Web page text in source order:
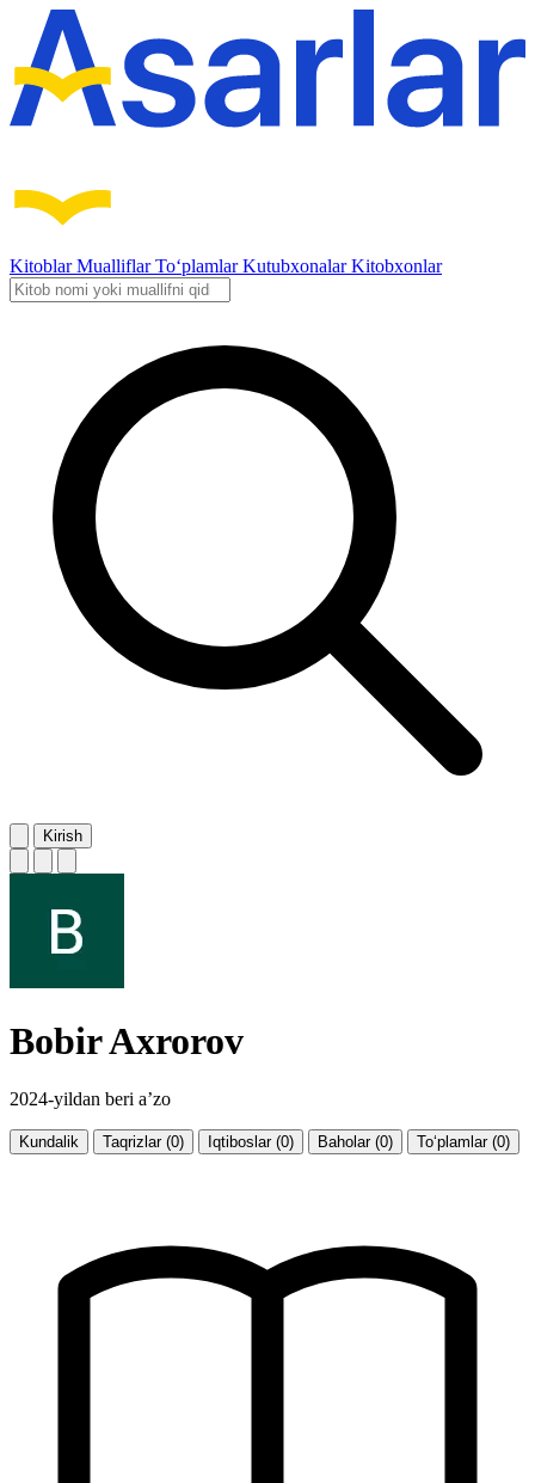
KitoblarMualliflarTo‘plamlarKutubxonalarKitobxonlar
Kirish
Bobir Axrorov
2024-yildan beri a’zo
Kundalik Taqrizlar (0) Iqtiboslar (0) Baholar (0) To‘plamlar (0)